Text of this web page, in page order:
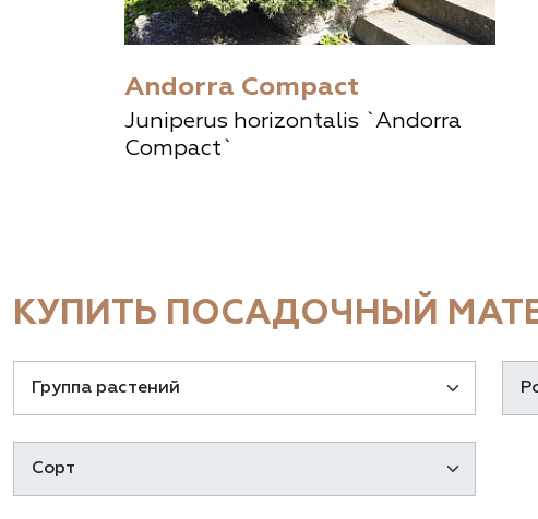
Andorra Compact
Juniperus horizontalis `Andorra
Compact`
КУПИТЬ ПОСАДОЧНЫЙ